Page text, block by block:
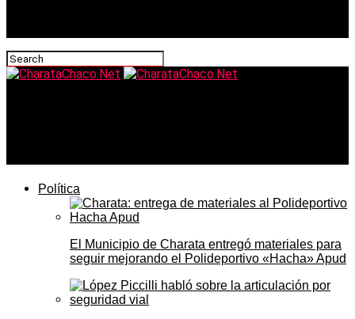
Política
El Municipio de Charata entregó materiales para
seguir mejorando el Polideportivo «Hacha» Apud